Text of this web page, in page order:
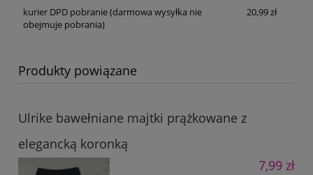
kurier DPD pobranie(darmowa wysyłka nie
obejmuje pobrania)
20,99 zł
Produkty powiązane
Ulrike bawełniane majtki prążkowane z
elegancką koronką
7,99 zł